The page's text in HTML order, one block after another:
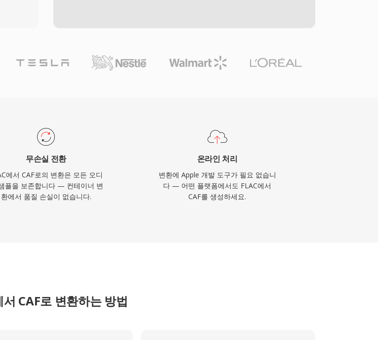
무손실 전환
에서 CAF로의 변환은 모든 오디
플을 보존합니다 — 컨테이너 변
환에서 품질 손실이 없습니다.
온라인 처리
변환에 Apple 개발 도구가 필요 없습니
다 — 어떤 플랫폼에서도 FLAC에서
CAF를 생성하세요.
서 CAF로 변환하는 방법